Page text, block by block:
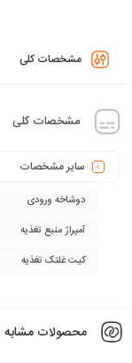
مشخصات کلی
مشخصات کلی
سایر مشخصات
دوشاخه ورودی
آمپراژ منبع تغذیه
کیت غلتک تغذیه
محصولات مشابه